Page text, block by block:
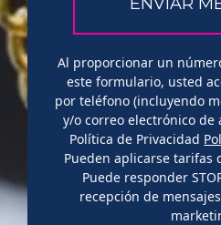
Al proporcionar un
este formulario, usted
por teléfono (incluyendo
y/o correo electrónico de
Política de Privacidad
Pueden aplicarse tarifas
Puede responder
recepción de